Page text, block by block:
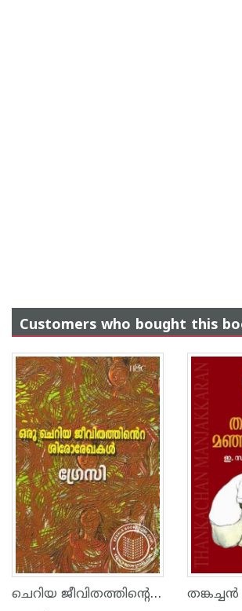
Customers who bought this
ചെറിയ ജീവിതത്തിന്റെ ശിരോരേഖകള്‍